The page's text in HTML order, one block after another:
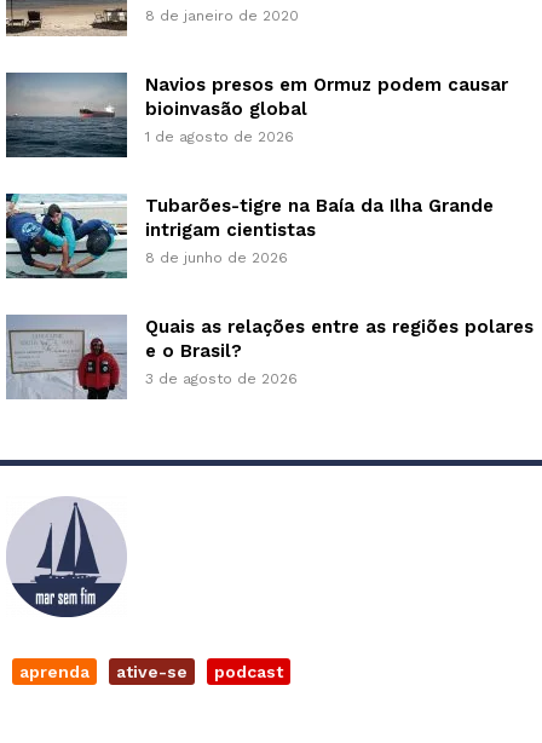
8 de janeiro de 2020
Navios presos em Ormuz podem causar
bioinvasão global
1 de agosto de 2026
Tubarões-tigre na Baía da Ilha Grande
intrigam cientistas
8 de junho de 2026
Quais as relações entre as regiões polares
e o Brasil?
3 de agosto de 2026
aprenda ative-se podcast